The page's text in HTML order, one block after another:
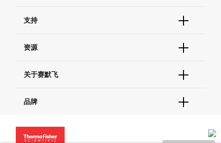
订单支持
现货供应中心
支持
联系我们 - 400 820 8982
查找文件&证书
资源
促销
社交媒体
关于赛默飞
招聘
新闻
社会责任
品牌
Applied Biosystems